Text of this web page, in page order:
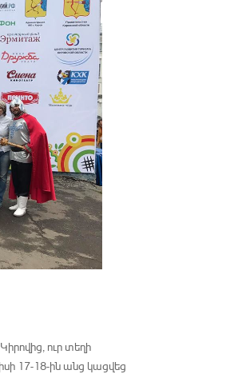
ուր տեղի
17-18-ին անց կացվեց